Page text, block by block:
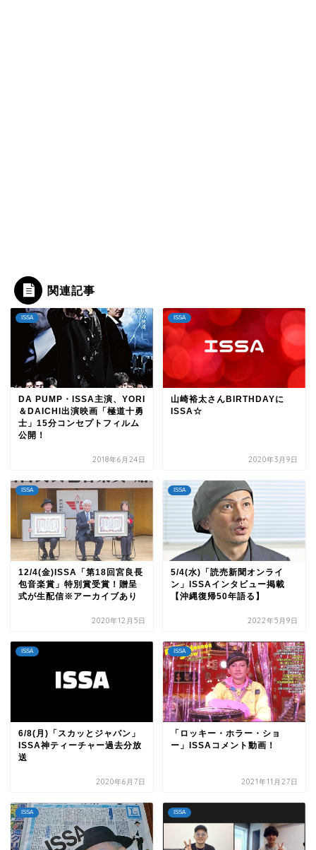
関連記事
ISSA
DA PUMP・ISSA主演、YORI
＆DAICHI出演映画「極道十勇
士」15分コンセプトフィルム
公開！
2018年6月24日
ISSA
山崎裕太さんBIRTHDAYに
ISSA☆
2020年3月9日
ISSA
12/4(金)ISSA「第18回宮良長
包音楽賞」特別賞受賞！贈呈
式が生配信※アーカイブあり
2020年12月5日
ISSA
5/4(水)「読売新聞オンライ
ン」ISSAインタビュー掲載
【沖縄復帰50年語る】
2022年5月9日
ISSA
6/8(月)「スカッとジャパン」
ISSA神ティーチャー過去分放
送
2020年6月7日
ISSA
「ロッキー・ホラー・ショ
ー」ISSAコメント動画！
2021年11月27日
ISSA ISSA